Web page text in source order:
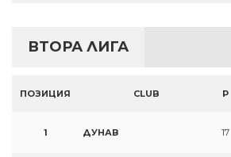
ВТОРА ЛИГА
ПОЗИЦИЯ CLUB P
1 ДУНАВ 17